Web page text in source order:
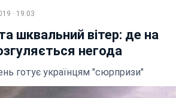
· 19:03
шквальний вітер: де на
негода
готує українцям "сюрпризи"